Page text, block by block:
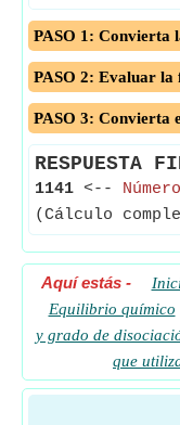
PASO 1: Convierta
PASO 2: Evaluar la
PASO 3: Convierta
RESPUESTA
1141 <--
(Cálculo
Aquí estás-
Equilibrio químico
y grado de
que